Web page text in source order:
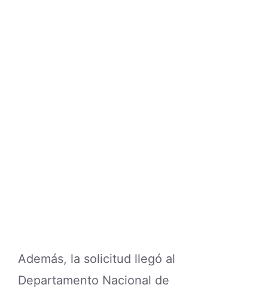
Además, la solicitud llegó al
Departamento Nacional de